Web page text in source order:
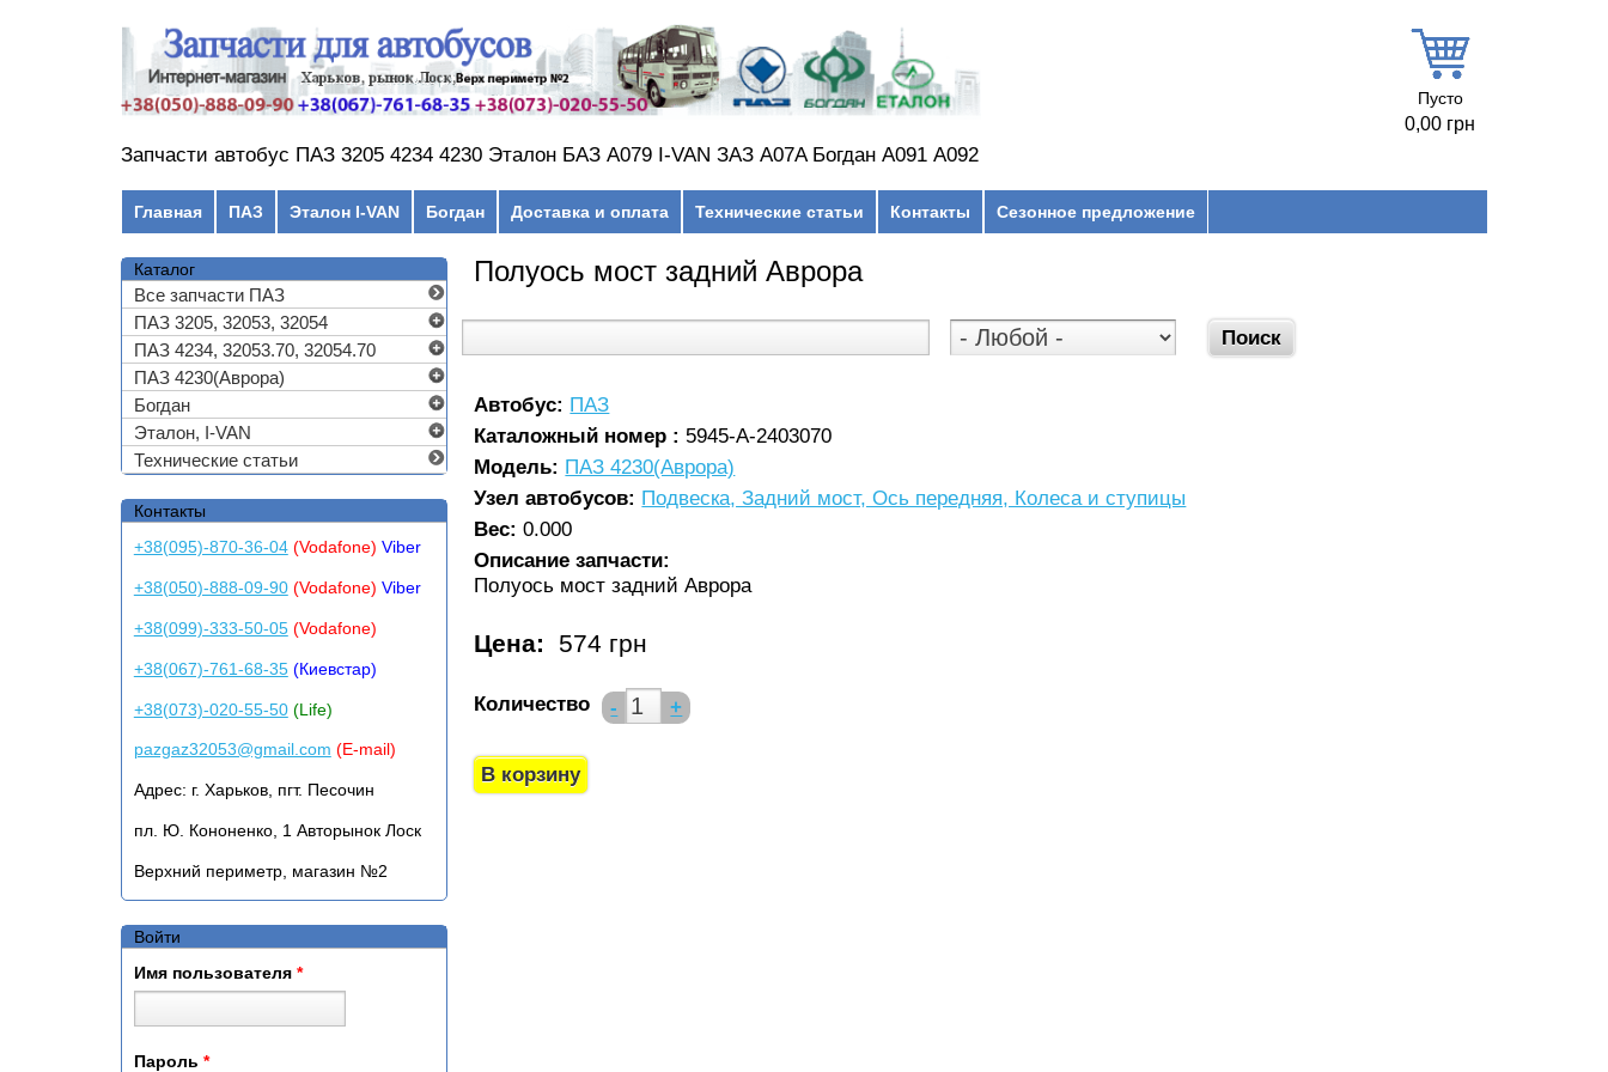
Пусто
0,00 грн
Запчасти автобус ПАЗ 3205 4234 4230 Эталон БАЗ А079 I-VAN ЗАЗ A07A Богдан А091 А092
Главная ПАЗ Эталон I-VAN Богдан Доставка и оплата Технические статьи Контакты Сезонное предложение
Полуось мост задний Аврора
Автобус: ПАЗ
Каталожный номер : 5945-А-2403070
Модель: ПАЗ 4230(Аврора)
Узел автобусов: Подвеска, Задний мост, Ось передняя, Колеса и ступицы
Вес:0.000
Описание запчасти:
Полуось мост задний Аврора
Цена: 574 грн
Количество - +
Каталог
Все запчасти ПАЗ
ПАЗ 3205, 32053, 32054
ПАЗ 4234, 32053.70, 32054.70
ПАЗ 4230(Аврора)
Богдан
Эталон, I-VAN
Технические статьи
Контакты
+38(095)-870-36-04(Vodafone) Viber
+38(050)-888-09-90(Vodafone) Viber
+38(099)-333-50-05(Vodafone)
+38(067)-761-68-35(Киевстар)
+38(073)-020-55-50(Life)
pazgaz32053@gmail.com (E-mail)
Адрес: г. Харьков, пгт. Песочин
пл. Ю. Кононенко, 1 Авторынок Лоск
Верхний периметр, магазин №2
Войти
Имя пользователя *
Пароль *